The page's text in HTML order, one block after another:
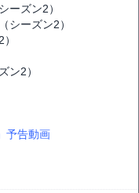
ーズン2）
シーズン2）
ン2）
予告動画